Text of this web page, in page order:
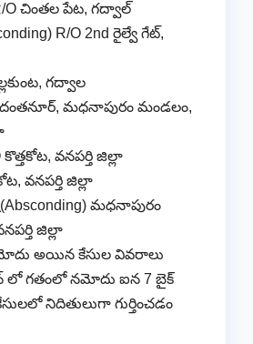
O చింతల పేట, గద్వాల్
R/O 2nd రైల్వే గేట్,
గద్వాల
మధనాపురం మండలం,
వనపర్తి జిల్లా
వనపర్తి జిల్లా
మధనాపురం
జిల్లా
అయిన కేసుల వివరాలు
లో గతంలో నమోదు ఐన 7 బైక్
నిదితులుగా గుర్తించడం